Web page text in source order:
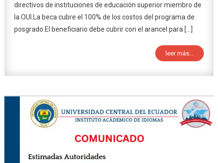
directivos de instituciones de educación superior miembro de
la OUI.La beca cubre el 100% de los costos del programa de
posgrado.El beneficiario debe cubrir con el arancel para […]
leer más...